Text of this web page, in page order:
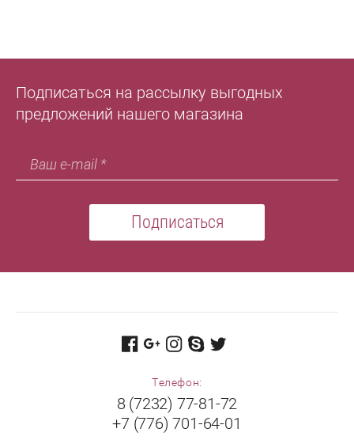
Подписаться на рассылку выгодных
предложений нашего магазина
Подписаться
Телефон:
8 (7232) 77-81-72
+7 (776) 701-64-01